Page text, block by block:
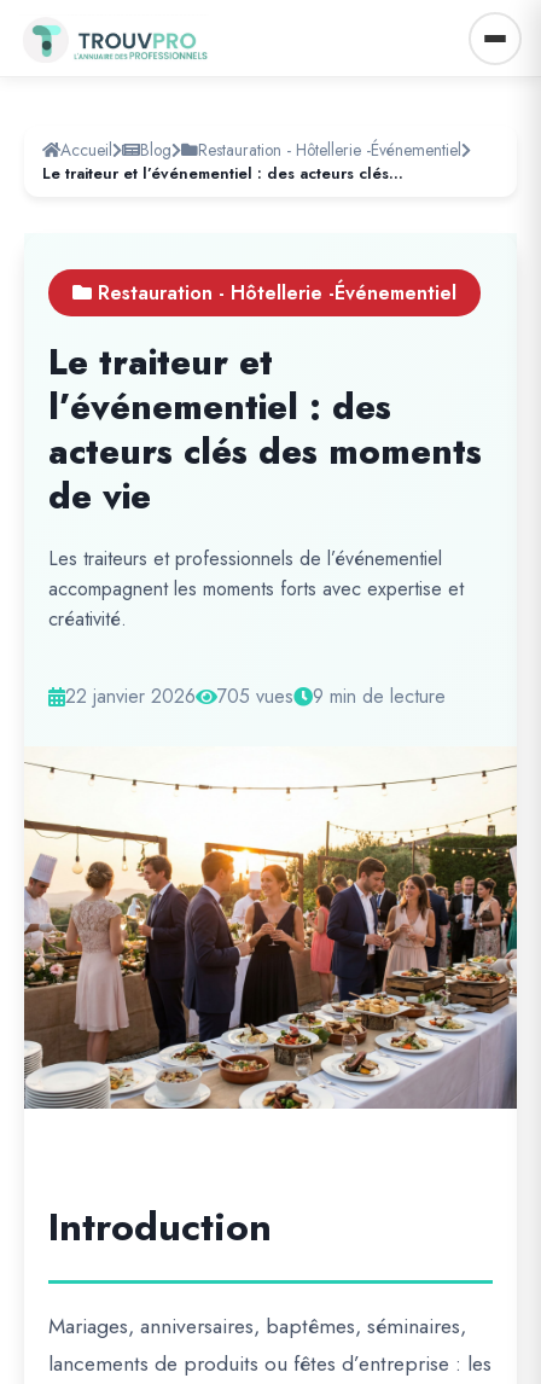
Accueil Blog Restauration - Hôtellerie -Événementiel
Le traiteur et l’événementiel : des acteurs clés des moments de vie
Restauration - Hôtellerie -Événementiel
Le traiteur et
l’événementiel : des
acteurs clés des moments
de vie
Les traiteurs et professionnels de l’événementiel
accompagnent les moments forts avec expertise et
créativité.
22 janvier 2026 705 vues 9 min de lecture
Introduction
Mariages, anniversaires, baptêmes, séminaires,
lancements de produits ou fêtes d’entreprise : les